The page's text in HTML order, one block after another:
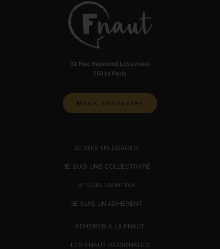
32 Rue Raymond Losserand
75014 Paris
Nous contacter
JE SUIS UN USAGER
JE SUIS UNE COLLECTIVITÉ
JE SUIS UN MÉDIA
JE SUIS UN ADHÉRENT
ADHÉRER À LA FNAUT
LES FNAUT RÉGIONALES